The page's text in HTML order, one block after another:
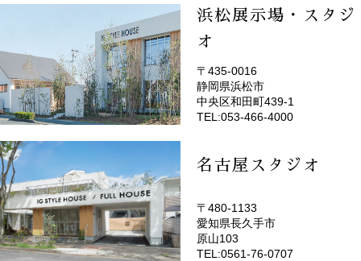
浜松展示場・スタジ
オ
(EMOTOP浜松)
〒435-0016
静岡県浜松市
中央区和田町439-1
TEL:053-466-4000
名古屋スタジオ
(EMOTOP名古屋)
〒480-1133
愛知県長久手市
原山103
TEL:0561-76-0707